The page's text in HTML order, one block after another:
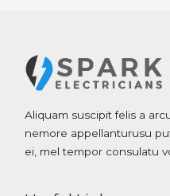
Aliquam suscipit felis a
nemore appellanturusu
ei, mel tempor consulatu